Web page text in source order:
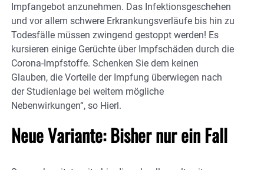
Impfangebot anzunehmen. Das Infektionsgeschehen
und vor allem schwere Erkrankungsverläufe bis hin zu
Todesfälle müssen zwingend gestoppt werden! Es
kursieren einige Gerüchte über Impfschäden durch die
Corona-Impfstoffe. Schenken Sie dem keinen
Glauben, die Vorteile der Impfung überwiegen nach
der Studienlage bei weitem mögliche
Nebenwirkungen“, so Hierl.
Neue Variante: Bisher nur ein Fall